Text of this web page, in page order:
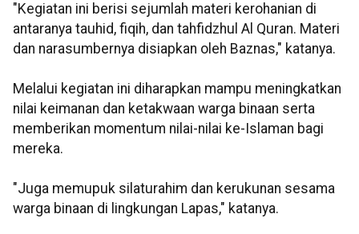
"Kegiatan ini berisi sejumlah materi kerohanian di
antaranya tauhid, fiqih, dan tahfidzhul Al Quran. Materi
dan narasumbernya disiapkan oleh Baznas," katanya.
Melalui kegiatan ini diharapkan mampu meningkatkan
nilai keimanan dan ketakwaan warga binaan serta
memberikan momentum nilai-nilai ke-Islaman bagi
mereka.
"Juga memupuk silaturahim dan kerukunan sesama
warga binaan di lingkungan Lapas," katanya.